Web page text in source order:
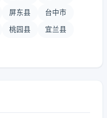
屏东县 台中市
桃园县 宜兰县